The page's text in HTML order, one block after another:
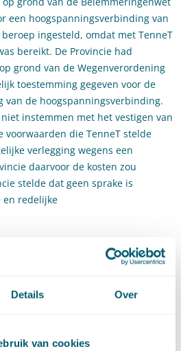
Details Over
van cookies
een hoogspanningsverbinding van
ingesteld, omdat met TenneT
bereikt. De Provincie had
grond van de Wegenverordening
toestemming gegeven voor de
van de hoogspanningsverbinding.
instemmen met het vestigen van
voorwaarden die TenneT stelde
verlegging wegens een
daarvoor de kosten zou
stelde dat geen sprake is
en redelijke
van de Wegenverordening noch de
betreden, de werken daar kan
gegarandeerd. Het verlenen